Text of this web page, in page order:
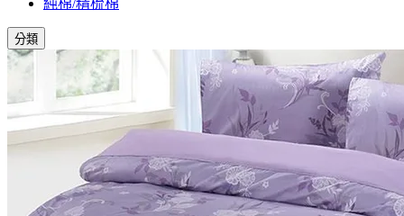
純棉/精梳棉
分類